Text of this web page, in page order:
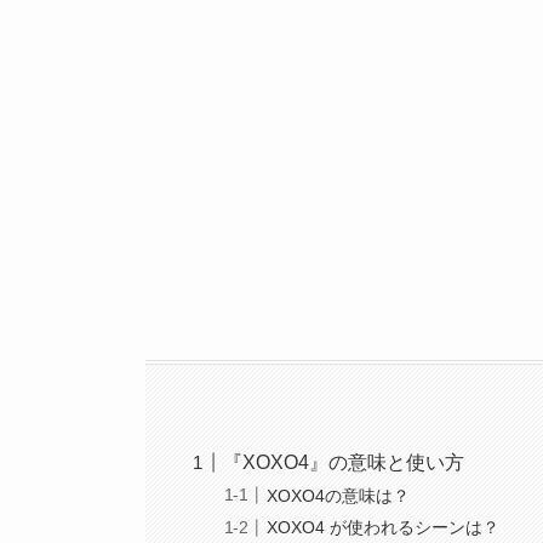
『XOXO4』の意味と使い方
XOXO4の意味は？
XOXO4 が使われるシーンは？